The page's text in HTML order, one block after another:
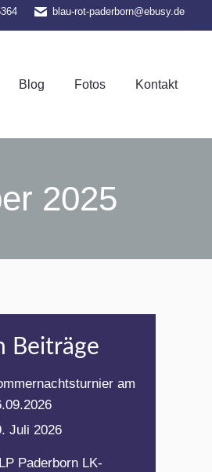
blau-rot-paderborn@ebusy.de
Blog Fotos Kontakt
2025
Beiträge
am
Juli 2026
Paderborn LK-